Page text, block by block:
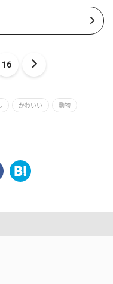
16
かわいい 動物